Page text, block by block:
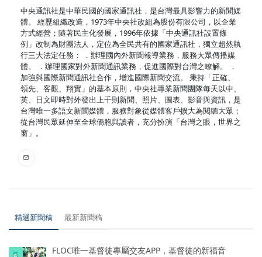
中央通訊社是中華民國的國家通訊社，是台灣最具影響力的新聞媒
體。 經歷組織改造，1973年中央社改組為股份有限公司，以企業
方式經營；隨著民主化發展，1996年依據「中央通訊社設置條
例」改制為財團法人，定位為全民共有的國家通訊社，獨立超然執
行三大法定任務： ．辦理國內外新聞報導業務，服務大眾傳播媒
體。 ．辦理國家對外新聞通訊業務，促進國際對台灣之瞭解。 ．
加強與國際新聞通訊社合作，增進國際新聞交流。 秉持「正確、
領先、客觀、翔實」的基本原則，中央社專業新聞團隊每天以中、
英、日文即時對外發出上千則新聞、照片、圖表、影音與資訊，是
台灣唯一多語文新聞媒體，服務對象從媒體客戶擴大為閱聽大眾；
從台灣民眾延伸至全球僑胞與讀者，充分扮演「台灣之眼，世界之
窗」。
精選新聞稿 最新新聞稿
FLOC唯一基督徒專屬交友APP，基督徒的新福音